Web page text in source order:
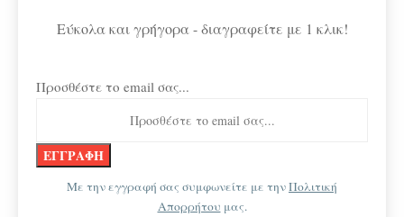
Εύκολα και γρήγορα - διαγραφείτε με 1 κλικ!
Προσθέστε το email σας...
Με την εγγραφή σας συμφωνείτε με τηνΠολιτική
Απορρήτου μας.